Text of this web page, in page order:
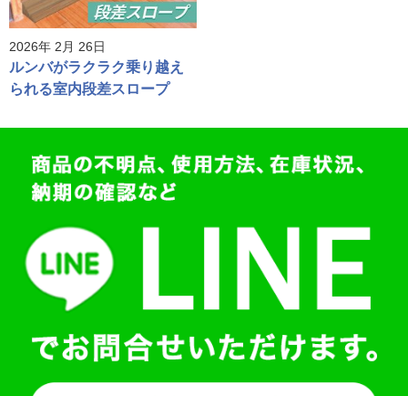
2026年 2月 26日
ルンバがラクラク乗り越え
られる室内段差スロープ